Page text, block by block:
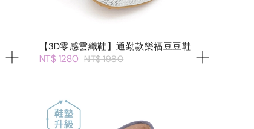
【3D零感雲織鞋】通勤款樂福豆豆鞋
NT$ 1280 NT$ 1980